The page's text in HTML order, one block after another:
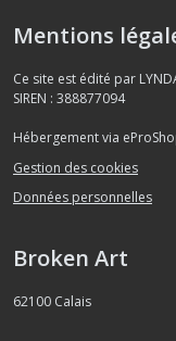
Mentions
Ce site est édité par
SIREN : 388877094
Hébergement via
Gestion des cookies
Données personnelles
Broken Art
62100 Calais